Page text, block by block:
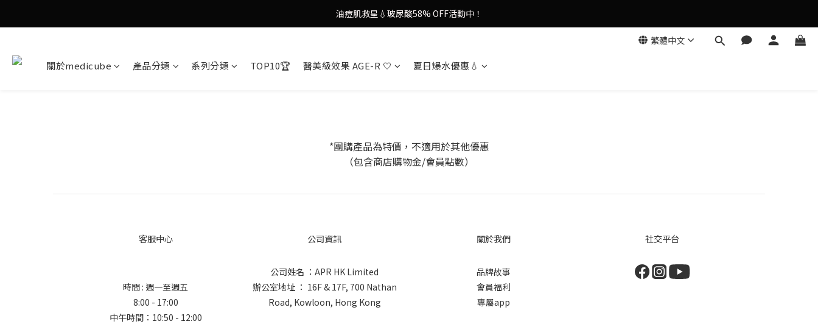
謝安琪愛用美容儀🌸護膚效果UP！
油痘肌救星💧玻尿酸58% OFF活動中！
謝安琪愛用美容儀🌸護膚效果UP！
繁體中文
關於medicube 產品分類 系列分類 TOP10🏆 醫美級效果 AGE-R 🤍 夏日爆水優惠💧
*團購產品為特價，不適用於其他優惠
（包含商店購物金/會員點數）
客服中心
時間 : 週一至週五
8:00 - 17:00
中午時間：10:50 - 12:00
公司資訊
公司姓名 ：APR HK Limited
辦公室地址 ： 16F & 17F, 700 Nathan
Road, Kowloon, Hong Kong
關於我們
品牌故事
會員福利
專屬app
社交平台